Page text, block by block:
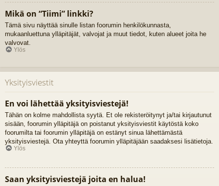
Mikä on “Tiimi” linkki?
Tämä sivu näyttää sinulle listan foorumin henkilökunnasta,
mukaanluettuna ylläpitäjät, valvojat ja muut tiedot, kuten alueet joita he
valvovat.
Ylös
Yksityisviestit
En voi lähettää yksityisviestejä!
Tähän on kolme mahdollista syytä. Et ole rekisteröitynyt ja/tai kirjautunut
sisään, foorumin ylläpitäjä on poistanut yksityisviestit käytöstä koko
foorumilta tai foorumin ylläpitäjä on estänyt sinua lähettämästä
yksityisviestejä. Ota yhteyttä foorumin ylläpitäjään saadaksesi lisätietoja.
Ylös
Saan yksityisviestejä joita en halua!